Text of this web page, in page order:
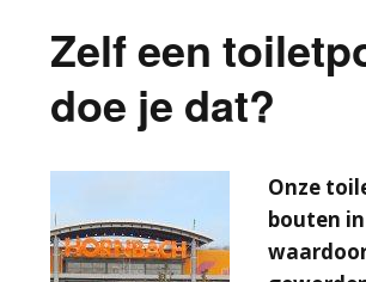
Zelf een
doe je dat?
Onze
bouten